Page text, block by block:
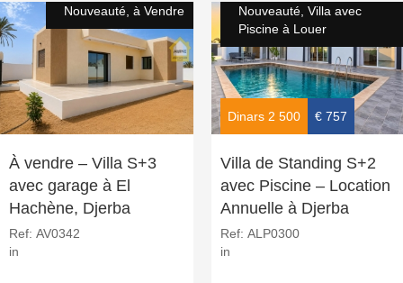
Nouveauté, à Vendre
À vendre – Villa S+3
avec garage à El
Hachène, Djerba
Ref: AV0342
in
Nouveauté, Villa avec
Piscine à Louer
Dinars 2 500 € 757
Villa de Standing S+2
avec Piscine – Location
Annuelle à Djerba
Ref: ALP0300
in